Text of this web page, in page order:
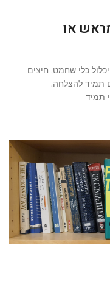
או
כלי שחמט, חיצים
תמיד להצלחה.
תמיד